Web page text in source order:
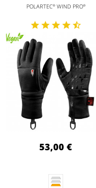
POLARTEC®WIND PRO®
53,00 €